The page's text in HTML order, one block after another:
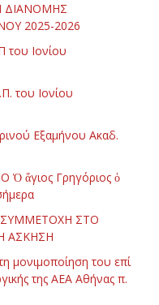
ΔΙΑΝΟΜΗΣ
2025-2026
Ιονίου
του Ιονίου
Εξαμήνου Ακαδ.
ἅγιος Γρηγόριος ὁ
ΣΥΜΜΕΤΟΧΗ ΣΤΟ
ΑΣΚΗΣΗ
μονιμοποίηση του επί
της ΑΕΑ Αθήνας π.